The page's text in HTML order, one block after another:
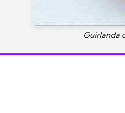
Guirlanda